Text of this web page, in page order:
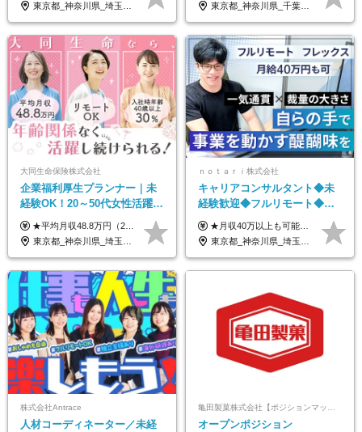
東京都_神奈川県_埼玉県_千葉県_大阪府_愛知県_北海道_青森県_岩手県_宮城県_秋田県_山形県_福島県_茨城県_栃木県_群馬県_新潟県_山梨県_長野県_富山県_石川県_福井県_静岡県_岐阜県_三重県_兵庫県_京都府_滋賀県_奈良県_和歌山県_広島県_岡山県_鳥取県_島根県_山口県_徳島県_香川県_愛媛県_高知県_福岡県_熊本県_佐賀県_長崎県_大分県_宮崎県_鹿児島県_沖縄県
東京都_神奈川県_千葉県_大阪府_愛知県_北海道_長野県_石川県_広島県_福岡県
大同生命保険株式会社
企業福利厚生プランナー｜未
経験OK！20～50代女性活躍｜
リモートOK｜平均月収48.8万
｜子育て＆介護支援◎
★平均月収48.8万円（2025年度実績） ★安心の固定給＋賞与年2回＋インセンティブ！手当も充実 月給21万円～23万円＋諸手当＋インセンティブ＋賞与年2回 ※給与は年間平均の税込定例給与です。賞与は含みません。 ※約3週間の研修期間中は日当8000円を支給いたします。 ※試用期間6ヵ月あり（期間中の条件変更なし） ◆東京・神奈川・千葉・埼玉・愛知（一部）・京都・大阪・兵庫（一部）：月給23万円以上 ◆静岡（一部）・三重・岐阜：月給22万円以上 ◆上記以外の地域：月給21万円以上
東京都_神奈川県_埼玉県_千葉県_大阪府_愛知県_北海道_青森県_岩手県_宮城県_秋田県_山形県_福島県_茨城県_栃木県_群馬県_新潟県_山梨県_長野県_富山県_石川県_福井県_静岡県_岐阜県_三重県_兵庫県_京都府_滋賀県_奈良県_和歌山県_広島県_岡山県_鳥取県_島根県_山口県_徳島県_香川県_愛媛県_高知県_福岡県_熊本県_佐賀県_長崎県_大分県_宮崎県_鹿児島県_沖縄県
ｎｏｔａｒｉ株式会社
キャリアコンサルタント◆未
経験歓迎◆フルリモート◆フ
レックス制◆10時出勤・16時
退勤も可◆残業月10時間以内
★月収40万以上も可能！ ★能力・スキル・経験を考慮した年収額を設定します ■月給20万円～40万円＋決算賞与 ※経験・スキルを考慮のうえ決定します ※給与にはみなし残業代40時間分を含む。そのほか詳細に関しては別途面接時にご説明します ※試用期間3ヵ月あり。期間中の雇用形態・条件などに差異はありません
東京都_神奈川県_埼玉県_千葉県_大阪府_愛知県_北海道_青森県_岩手県_宮城県_秋田県_山形県_福島県_茨城県_栃木県_群馬県_新潟県_山梨県_長野県_富山県_石川県_福井県_静岡県_岐阜県_三重県_兵庫県_京都府_滋賀県_奈良県_和歌山県_広島県_岡山県_鳥取県_島根県_山口県_徳島県_香川県_愛媛県_高知県_福岡県_熊本県_佐賀県_長崎県_大分県_宮崎県_鹿児島県_沖縄県
株式会社Antrace
人材コーディネーター／未経
オープンポジション